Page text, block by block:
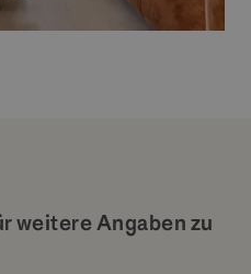
weitere Angaben zu